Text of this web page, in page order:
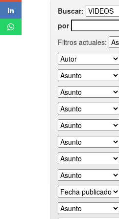
Buscar:
por
Filtros actuales: